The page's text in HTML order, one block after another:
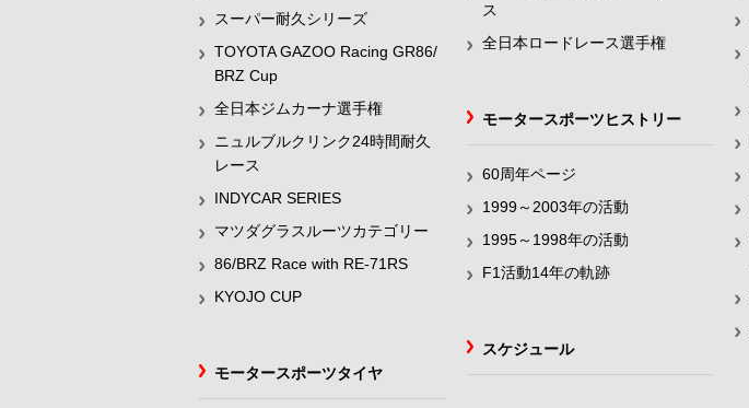
スーパー耐久シリーズ
TOYOTA GAZOO Racing GR86/
BRZ Cup
全日本ジムカーナ選手権
ニュルブルクリンク24時間耐久
レース
INDYCAR SERIES
マツダグラスルーツカテゴリー
86/BRZ Race with RE-71RS
KYOJO CUP
ス
全日本ロードレース選手権
モータースポーツヒストリー
60周年ページ
1999～2003年の活動
1995～1998年の活動
F1活動14年の軌跡
スケジュール
モータースポーツタイヤ